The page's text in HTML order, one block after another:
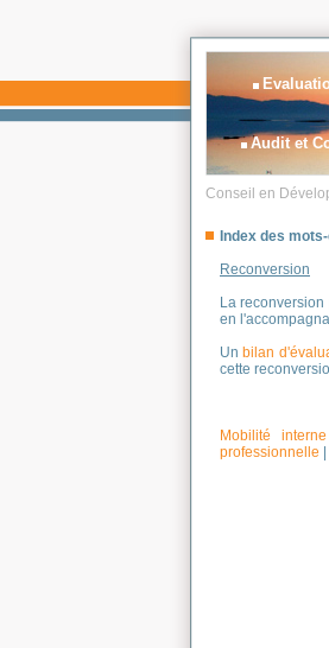
Audit et
Conseil en
Index des
Reconversion
La
en
Un bilan
cette
Mobilité
professionnelle